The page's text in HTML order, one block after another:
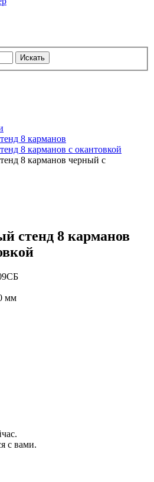
Искать
8 карманов
8 карманов с окантовкой
8 карманов черный с
стенд 8 карманов
мм
с вами.